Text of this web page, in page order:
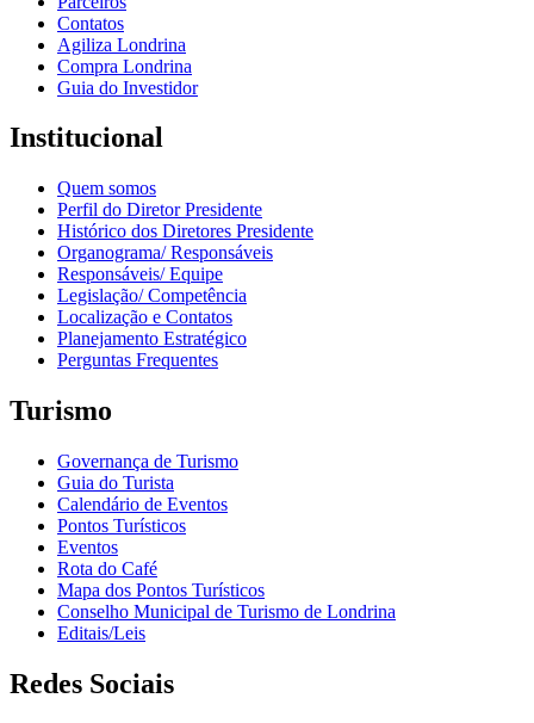
Contatos
Agiliza Londrina
Compra Londrina
Guia do Investidor
Institucional
Quem somos
Perfil do Diretor Presidente
Histórico dos Diretores Presidente
Organograma/ Responsáveis
Responsáveis/ Equipe
Legislação/ Competência
Localização e Contatos
Planejamento Estratégico
Perguntas Frequentes
Turismo
Governança de Turismo
Guia do Turista
Calendário de Eventos
Pontos Turísticos
Eventos
Rota do Café
Mapa dos Pontos Turísticos
Conselho Municipal de Turismo de Londrina
Editais/Leis
Redes Sociais